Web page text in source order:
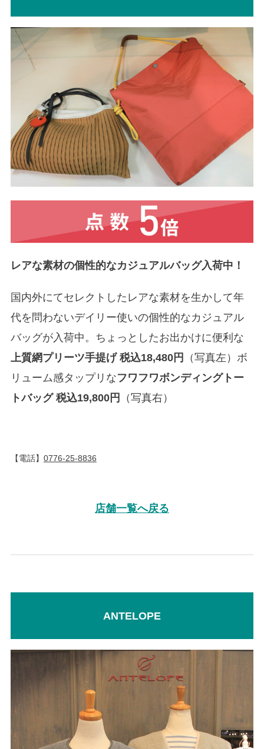
レアな素材の個性的なカジュアルバッグ入荷中！
国内外にてセレクトしたレアな素材を生かして年
代を問わないデイリー使いの個性的なカジュアル
バッグが入荷中。ちょっとしたお出かけに便利な
上質網プリーツ手提げ 税込18,480円
（写真左）ボ
リューム感タップリなフワフワボンディングトー
トバッグ 税込19,800円 （写真右）
【電話】 0776-25-8836
店舗一覧へ戻る
ANTELOPE